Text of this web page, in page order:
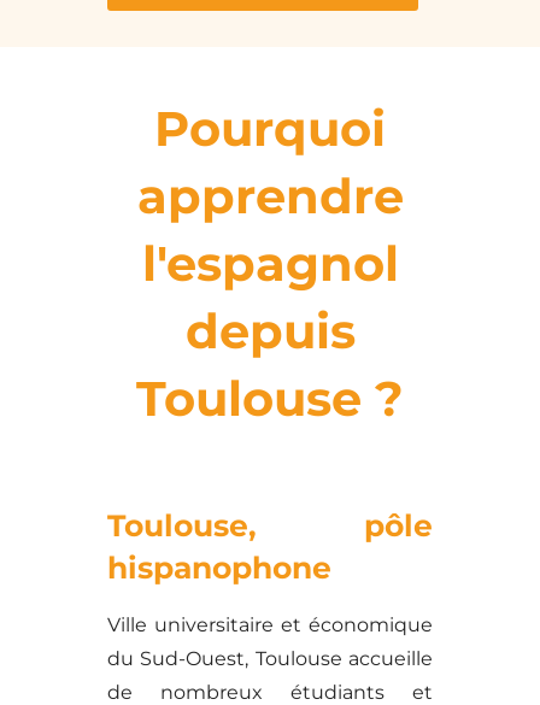
Pourquoi
apprendre
l'espagnol
depuis
Toulouse ?
Toulouse, pôle
hispanophone
Ville universitaire et économique
du Sud-Ouest, Toulouse accueille
de nombreux étudiants et